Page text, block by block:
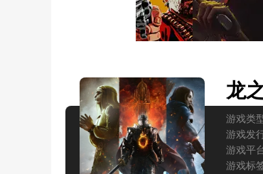
龙
游戏类
游戏发
游戏平
游戏标